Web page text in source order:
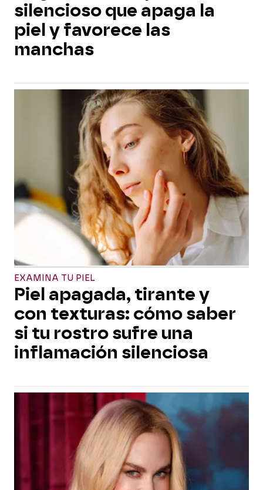
silencioso que apaga la
piel y favorece las
manchas
EXAMINA TU PIEL
Piel apagada, tirante y
con texturas: cómo saber
si tu rostro sufre una
inflamación silenciosa